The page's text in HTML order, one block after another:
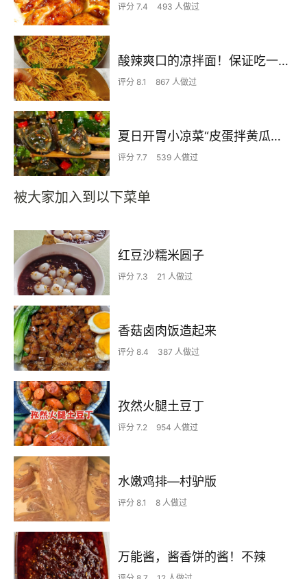
评分 7.4 493 人做过
酸辣爽口的凉拌面！保证吃一次就上瘾
评分 8.1 867 人做过
夏日开胃小凉菜“皮蛋拌黄瓜🥒”开胃减脂
评分 7.7 539 人做过
被大家加入到以下菜单
红豆沙糯米圆子
评分 7.3 21 人做过
香菇卤肉饭造起来
评分 8.4 387 人做过
孜然火腿土豆丁
评分 7.2 954 人做过
水嫩鸡排—村驴版
评分 8.1 8 人做过
万能酱，酱香饼的酱！不辣